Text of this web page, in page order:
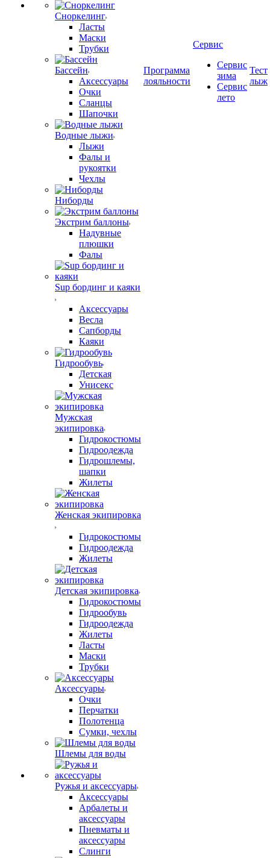
Сноркелинг
Ласты
Маски
Трубки
Бассейн
Аксессуары
Очки
Сланцы
Шапочки
Водные лыжи
Лыжи
Фалы и
рукоятки
Чехлы
Ниборды
Экстрим баллоны
Надувные
плюшки
Фалы
Sup бординг и каяки
Аксессуары
Весла
Сапборды
Каяки
Гидрообувь
Детская
Унисекс
Мужская
экипировка
Гидрокостюмы
Гидроодежда
Гидрошлемы,
шапки
Жилеты
Женская экипировка
Гидрокостюмы
Гидроодежда
Жилеты
Детская экипировка
Гидрокостюмы
Гидрообувь
Гидроодежда
Жилеты
Ласты
Маски
Трубки
Аксессуары
Очки
Перчатки
Полотенца
Сумки, чехлы
Шлемы для воды
Ружья и аксессуары
Аксессуары
Арбалеты и
аксессуары
Пневматы и
аксессуары
Слинги
Программа
лояльности
Сервис
Сервис
зима
Сервис
лето
Тест
лыж